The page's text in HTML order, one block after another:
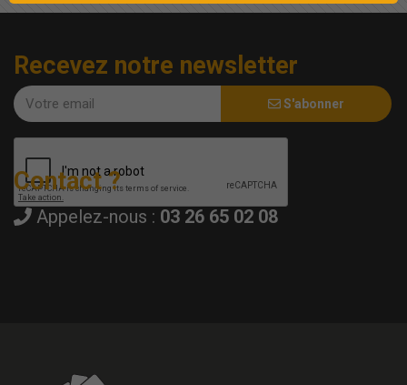
Recevez notre newsletter
S'abonner
Contact ?
Appelez-nous : 03 26 65 02 08